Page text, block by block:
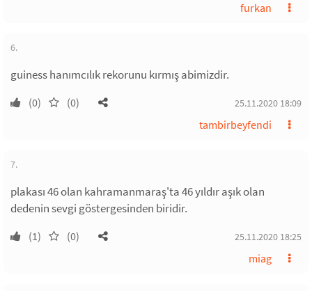
furkan
6.
guiness hanımcılık rekorunu kırmış abimizdir.
(0) (0) 25.11.2020 18:09
tambirbeyfendi
7.
plakası 46 olan kahramanmaraş'ta 46 yıldır aşık olan
dedenin sevgi göstergesinden biridir.
(1) (0) 25.11.2020 18:25
miag